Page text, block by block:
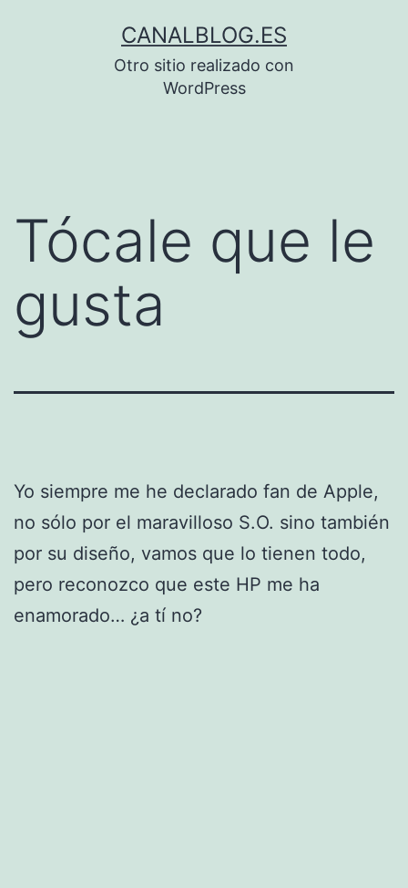
CANALBLOG.ES
Otro sitio realizado con
WordPress
Tócale que le
gusta
Yo siempre me he declarado fan de Apple,
no sólo por el maravilloso S.O. sino también
por su diseño, vamos que lo tienen todo,
pero reconozco que este HP me ha
enamorado… ¿a tí no?